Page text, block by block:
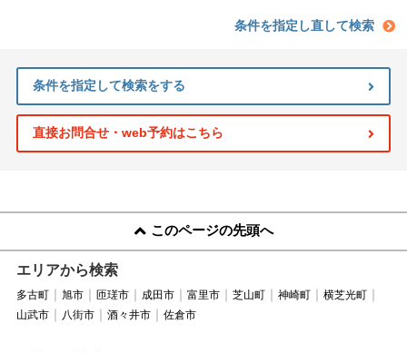
条件を指定し直して検索
条件を指定して検索をする
直接お問合せ・web予約はこちら
このページの先頭へ
エリアから検索
多古町 旭市 匝瑳市 成田市 富里市 芝山町 神崎町
横芝光町
山武市
八街市 酒々井市 佐倉市